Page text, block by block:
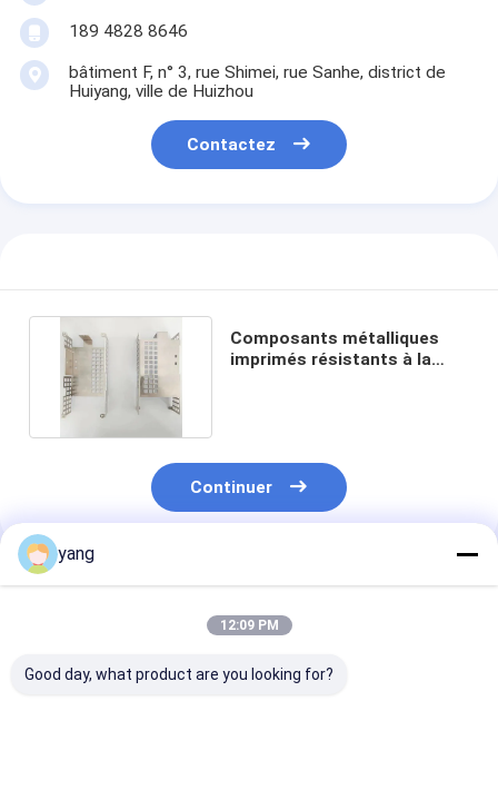
189 4828 8646
bâtiment F, n° 3, rue Shimei, rue Sanhe, district de
Huiyang, ville de Huizhou
Contactez
Composants métalliques
imprimés résistants à la
Continuer
Produits Recommandés
yang
12:09 PM
Good day, what product are you looking for?